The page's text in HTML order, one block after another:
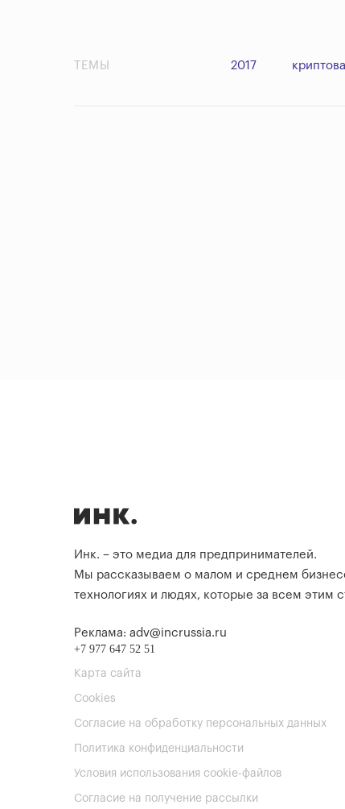
ТЕМЫ 2017
Инк. – это медиа для предпринимателей.
Мы рассказываем о малом и среднем
технологиях и людях, которые за всем этим
Реклама: adv@incrussia.ru
+7 977 647 52 51
Карта сайта
Cookies
Согласие на обработку персональных данных
Политика конфиденциальности
Условия использования cookie-файлов
Согласие на получение рассылки